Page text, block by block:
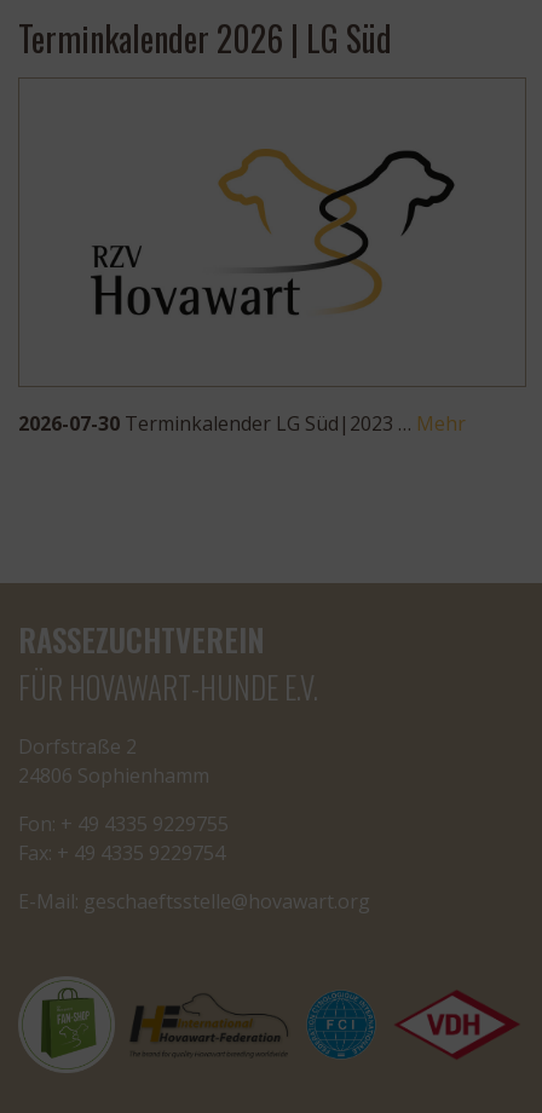
Terminkalender 2026 | LG Süd
2026-07-30 Terminkalender LG Süd|2023 … Mehr
RASSEZUCHTVEREIN
FÜR HOVAWART-HUNDE E.V.
Dorfstraße 2
24806 Sophienhamm
Fon: + 49 4335 9229755
Fax: + 49 4335 9229754
E-Mail:
gro.t
rawav
oh@el
letss
tfeah
cseg